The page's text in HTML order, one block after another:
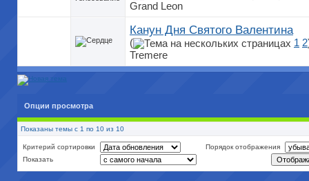
Grand Leon
Канун Дня Святого Валентина
( 1 2
Tremere
Опции просмотра
Показаны темы с 1 по 10 из 10
Критерий сортировки
Порядок отображения
Показать